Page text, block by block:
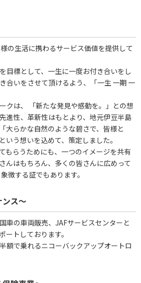
の生活に携わるサービス価値を提供して
目標として、一生に一度お付き合いをし
合いをさせて頂けるよう、「一生 一期 一
クは、 「新たな発見や感動を。」との想
進性、革新性はもとより、地元伊豆半島
大らかな自然のような碧さで、皆様と
いう想いを込めて、策定しました。
もらうためにも、一つのイメージを共有
んはもちろん、多くの皆さんに広めって
徴する証でもあります。
ンス～
車の車両販売、JAFサービスセンターと
ートしております。
額で乗れるニコーバックアップオートロ